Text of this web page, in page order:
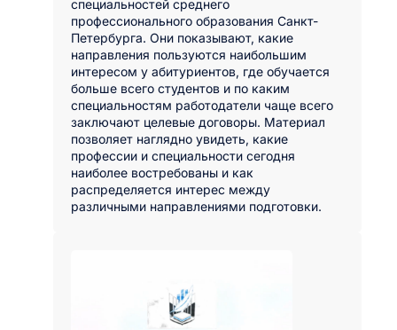
специальностей среднего
профессионального образования Санкт-
Петербурга. Они показывают, какие
направления пользуются наибольшим
интересом у абитуриентов, где обучается
больше всего студентов и по каким
специальностям работодатели чаще всего
заключают целевые договоры. Материал
позволяет наглядно увидеть, какие
профессии и специальности сегодня
наиболее востребованы и как
распределяется интерес между
различными направлениями подготовки.